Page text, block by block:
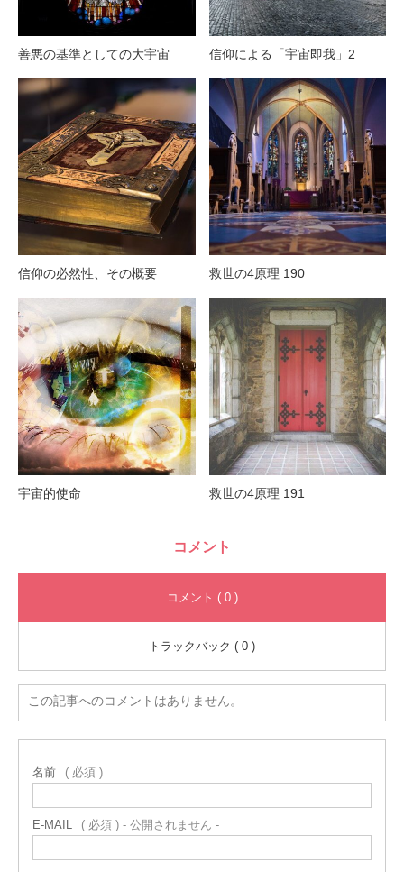
善悪の基準としての大宇宙 信仰による「宇宙即我」2
信仰の必然性、その概要 救世の4原理 190
宇宙的使命 救世の4原理 191
コメント
コメント ( 0 )
トラックバック ( 0 )
この記事へのコメントはありません。
名前 ( 必須 )
E-MAIL ( 必須 ) - 公開されません -